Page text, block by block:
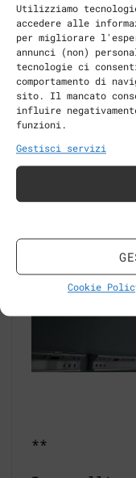
Utilizziamo
accedere alle
per migliorare
annunci (non)
tecnologie ci
comportamento di
sito. Il mancato
influire
funzioni.
Gestisci servizi
Cookie
**